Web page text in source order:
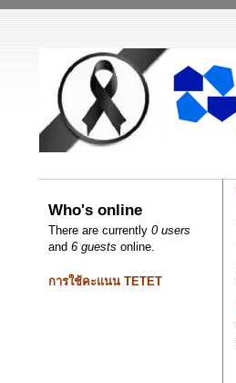
Who's online
There are currently0 users
and6 guests online.
การใช้คะแนน TETET